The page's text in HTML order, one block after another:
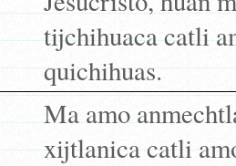
tijchihuaca catli
quichihuas.
Ma amo
xijtlanica catli